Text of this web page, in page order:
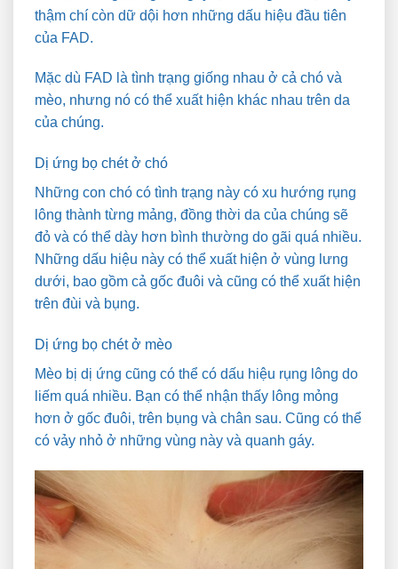
thậm chí còn dữ dội hơn những dấu hiệu đầu tiên
của FAD.
Mặc dù FAD là tình trạng giống nhau ở cả chó và
mèo, nhưng nó có thể xuất hiện khác nhau trên da
của chúng.
Dị ứng bọ chét ở chó
Những con chó có tình trạng này có xu hướng rụng
lông thành từng mảng, đồng thời da của chúng sẽ
đỏ và có thể dày hơn bình thường do gãi quá nhiều.
Những dấu hiệu này có thể xuất hiện ở vùng lưng
dưới, bao gồm cả gốc đuôi và cũng có thể xuất hiện
trên đùi và bụng.
Dị ứng bọ chét ở mèo
Mèo bị dị ứng cũng có thể có dấu hiệu rụng lông do
liếm quá nhiều. Bạn có thể nhận thấy lông mỏng
hơn ở gốc đuôi, trên bụng và chân sau. Cũng có thể
có vảy nhỏ ở những vùng này và quanh gáy.